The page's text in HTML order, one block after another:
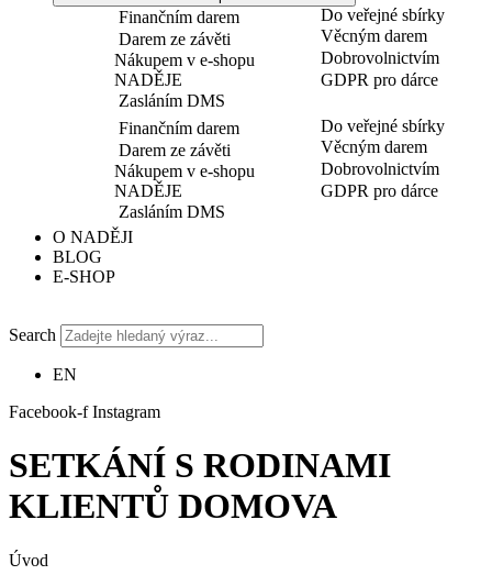
Finančním darem
Darem ze závěti
Nákupem v e-shopu
NADĚJE
Zasláním DMS
Do veřejné sbírky
Věcným darem
Dobrovolnictvím
GDPR pro dárce
Finančním darem
Darem ze závěti
Nákupem v e-shopu
NADĚJE
Zasláním DMS
Do veřejné sbírky
Věcným darem
Dobrovolnictvím
GDPR pro dárce
O NADĚJI
BLOG
E-SHOP
Search
EN
Facebook-f Instagram
SETKÁNÍ S RODINAMI
KLIENTŮ DOMOVA
Úvod